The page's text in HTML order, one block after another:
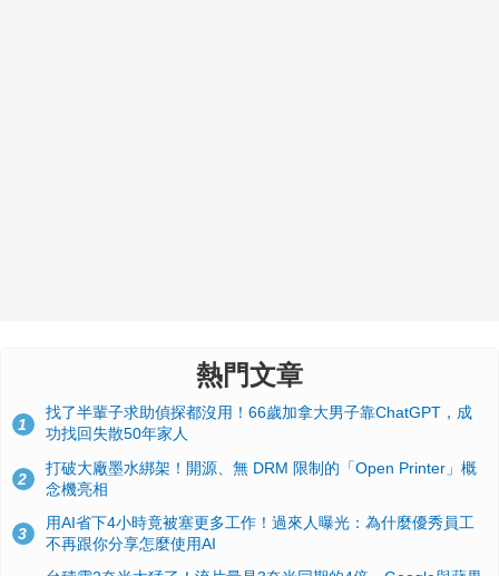
熱門文章
1
找了半輩子求助偵探都沒用！66歲加拿大男子靠ChatGPT，成
功找回失散50年家人
2
打破大廠墨水綁架！開源、無 DRM 限制的「Open Printer」概
念機亮相
3
用AI省下4小時竟被塞更多工作！過來人曝光：為什麼優秀員工
不再跟你分享怎麼使用AI